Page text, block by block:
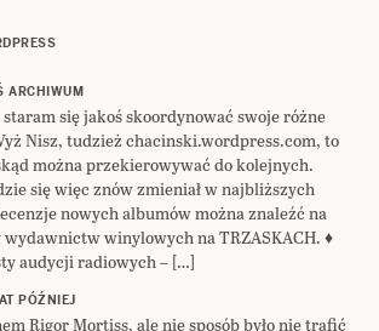
ARCHIWUM
staram się jakoś skoordynować swoje różne
Nisz, tudzież chacinski.wordpress.com, to
można przekierowywać do kolejnych.
się więc znów zmieniał w najbliższych
nowych albumów można znaleźć na
wydawnictw winylowych na TRZASKACH. ♦
audycji radiowych – […]
PÓŹNIEJ
Rigor Mortiss, ale nie sposób było nie trafić